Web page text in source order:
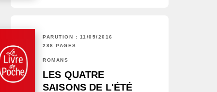
PARUTION : 11/05/2016
288 PAGES
ROMANS
LES QUATRE
SAISONS DE L'ÉTÉ